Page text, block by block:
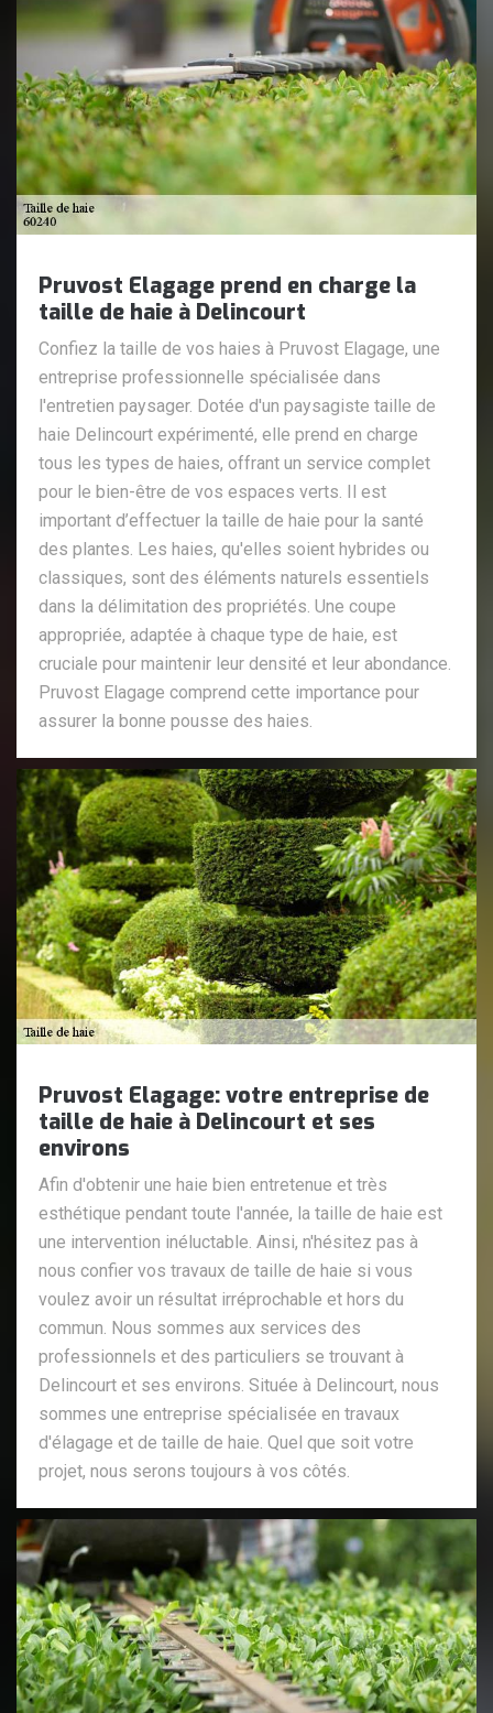
Pruvost Elagage prend en charge la
taille de haie à Delincourt
Confiez la taille de vos haies à Pruvost Elagage, une
entreprise professionnelle spécialisée dans
l'entretien paysager. Dotée d'un paysagiste taille de
haie Delincourt expérimenté, elle prend en charge
tous les types de haies, offrant un service complet
pour le bien-être de vos espaces verts. Il est
important d’effectuer la taille de haie pour la santé
des plantes. Les haies, qu'elles soient hybrides ou
classiques, sont des éléments naturels essentiels
dans la délimitation des propriétés. Une coupe
appropriée, adaptée à chaque type de haie, est
cruciale pour maintenir leur densité et leur abondance.
Pruvost Elagage comprend cette importance pour
assurer la bonne pousse des haies.
Pruvost Elagage: votre entreprise de
taille de haie à Delincourt et ses
environs
Afin d'obtenir une haie bien entretenue et très
esthétique pendant toute l'année, la taille de haie est
une intervention inéluctable. Ainsi, n'hésitez pas à
nous confier vos travaux de taille de haie si vous
voulez avoir un résultat irréprochable et hors du
commun. Nous sommes aux services des
professionnels et des particuliers se trouvant à
Delincourt et ses environs. Située à Delincourt, nous
sommes une entreprise spécialisée en travaux
d'élagage et de taille de haie. Quel que soit votre
projet, nous serons toujours à vos côtés.